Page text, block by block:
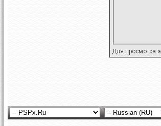
Для просмотра